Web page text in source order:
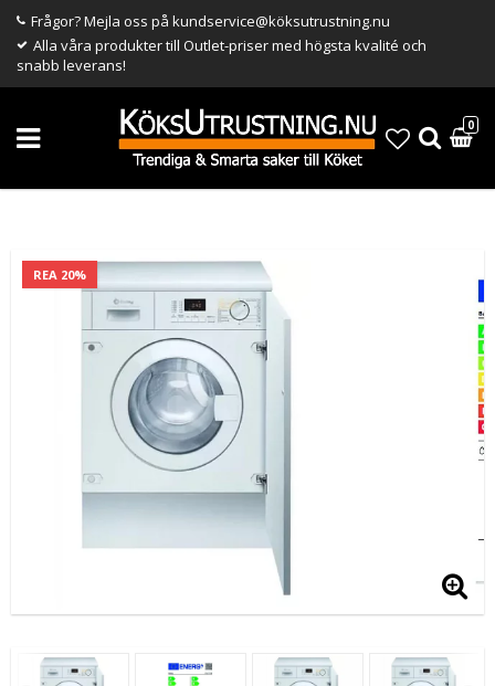
Frågor? Mejla oss på kundservice@köksutrustning.nu
Alla våra produkter till Outlet-priser med högsta kvalité och
snabb leverans!
0
REA 20%